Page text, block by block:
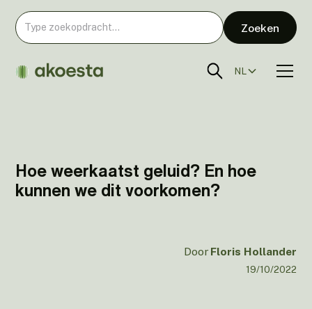
NL
Hoe weerkaatst geluid? En hoe
kunnen we dit voorkomen?
DoorFloris Hollander
19/10/2022